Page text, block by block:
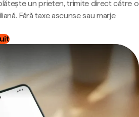
un prieten, trimite direct către o
Fără taxe ascunse sau marje